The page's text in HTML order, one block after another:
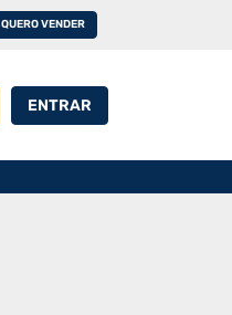
QUERO VENDER
ENTRAR